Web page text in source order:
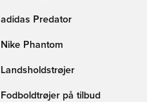
adidas Predator
Nike Phantom
Landsholdstrøjer
Fodboldtrøjer på tilbud